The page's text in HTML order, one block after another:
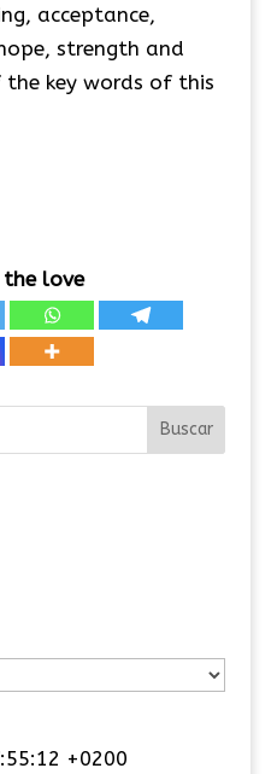
acceptance,
strength and
the key words of this
the love
+0200